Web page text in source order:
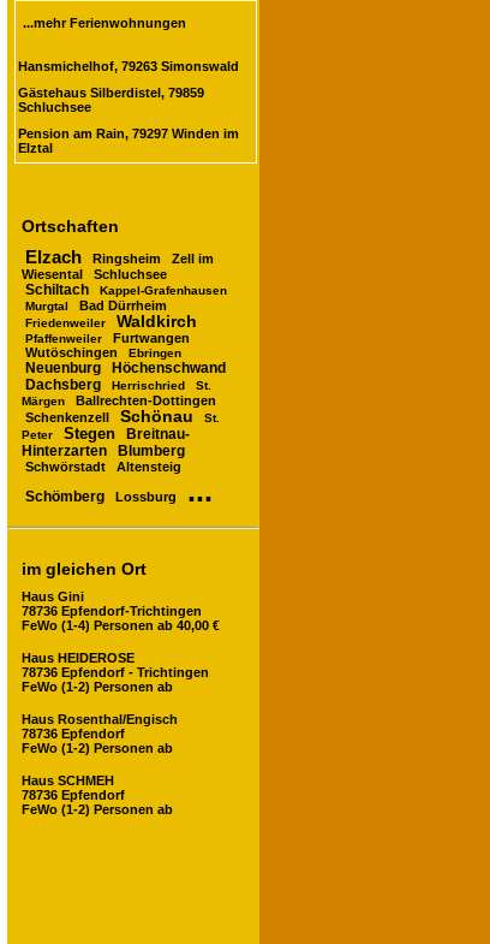
...mehr Ferienwohnungen
Hansmichelhof, 79263 Simonswald
Gästehaus Silberdistel, 79859
Schluchsee
Pension am Rain, 79297 Winden im
Elztal
Ortschaften
Elzach
Ringsheim
Zell im
Wiesental
Schluchsee
Schiltach
Kappel-Grafenhausen
Murgtal
Bad Dürrheim
Friedenweiler Waldkirch
Pfaffenweiler
Furtwangen
Wutöschingen
Ebringen
Neuenburg
Höchenschwand
Dachsberg
Herrischried
St.
Märgen
Ballrechten-Dottingen
Schenkenzell
Schönau
St.
Peter
Stegen
Breitnau-
Hinterzarten
Blumberg
Schwörstadt Altensteig
Schömberg Lossburg ...
im gleichen Ort
Haus Gini
78736 Epfendorf-Trichtingen
FeWo (1-4) Personen ab 40,00 €
Haus HEIDEROSE
78736 Epfendorf - Trichtingen
FeWo (1-2) Personen ab
Haus Rosenthal/Engisch
78736 Epfendorf
FeWo (1-2) Personen ab
Haus SCHMEH
78736 Epfendorf
FeWo (1-2) Personen ab